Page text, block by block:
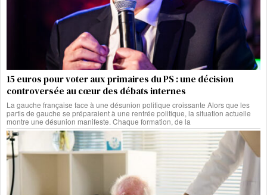
15 euros pour voter aux primaires du PS : une décision
controversée au cœur des débats internes
La gauche française face à une désunion politique croissante Alors que les
partis de gauche se préparaient à une rentrée politique, la situation actuelle
montre une désunion manifeste. Chaque formation, de la